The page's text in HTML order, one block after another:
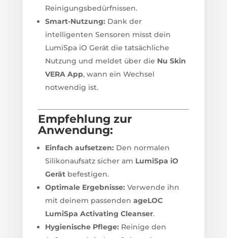
Reinigungsbedürfnissen.
Smart-Nutzung: Dank der
intelligenten Sensoren misst dein
LumiSpa iO Gerät die tatsächliche
Nutzung und meldet über die Nu Skin
VERA App, wann ein Wechsel
notwendig ist.
Empfehlung zur
Anwendung:
Einfach aufsetzen: Den normalen
Silikonaufsatz sicher am LumiSpa iO
Gerätbefestigen.
Optimale Ergebnisse: Verwende ihn
mit deinem passenden ageLOC
LumiSpa Activating Cleanser.
Hygienische Pflege: Reinige den